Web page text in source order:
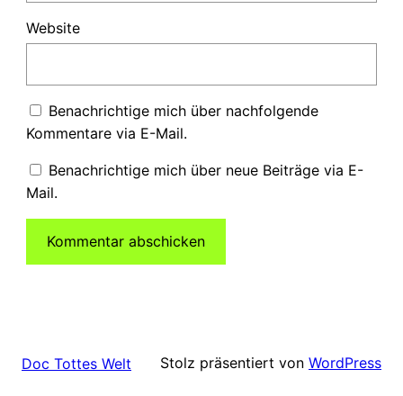
Website
Benachrichtige mich über nachfolgende
Kommentare via E-Mail.
Benachrichtige mich über neue Beiträge via E-
Mail.
Doc Tottes Welt Stolz präsentiert von WordPress